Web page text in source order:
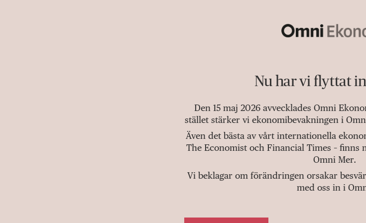
Nu har vi flyttat
Den 15 maj 2026 avvecklades Omni
stället stärker vi ekonomibevakningen i
Även det bästa av vårt internationella
The Economist och Financial Times – finns
Omni Mer.
Vi beklagar om förändringen orsakar
med oss in i